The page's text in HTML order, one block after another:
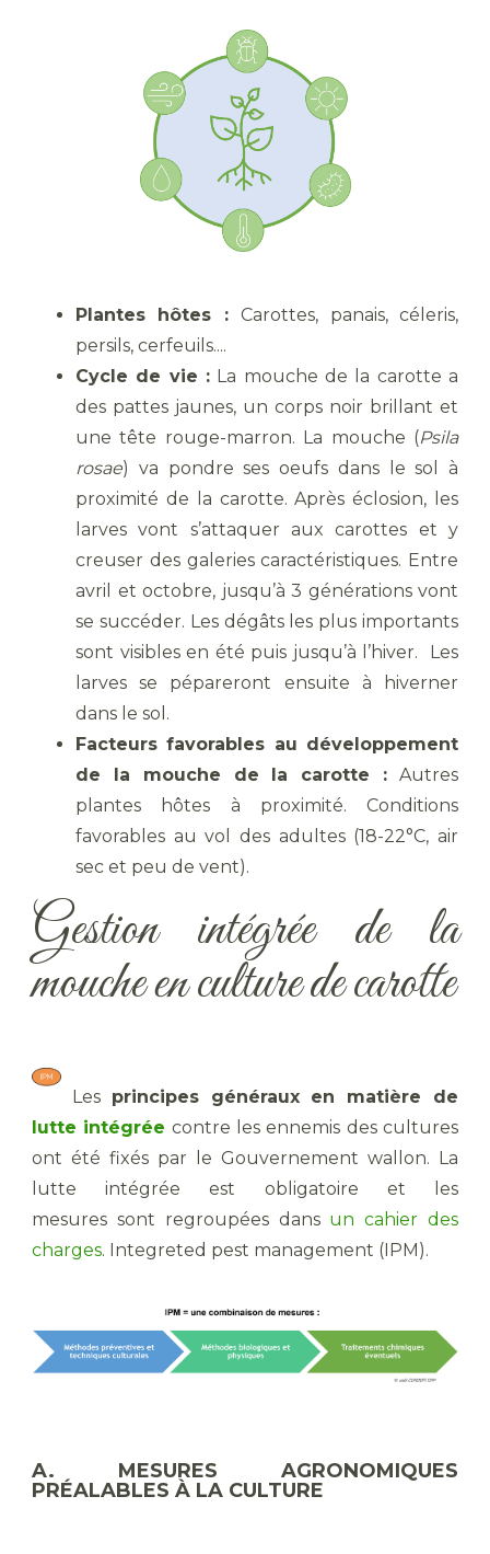
Plantes hôtes :Carottes, panais, céleris,
persils, cerfeuils....
Cycle de vie : La mouche de la carotte a
des pattes jaunes, un corps noir brillant et
une tête rouge-marron. La mouche (Psila
rosae) va pondre ses oeufs dans le sol à
proximité de la carotte. Après éclosion, les
larves vont s’attaquer aux carottes et y
creuser des galeries caractéristiques. Entre
avril et octobre, jusqu’à 3 générations vont
se succéder. Les dégâts les plus importants
sont visibles en été puis jusqu’à l’hiver. Les
larves se pépareront ensuite à hiverner
dans le sol.
Facteurs favorables au développement
de la mouche de la carotte : Autres
plantes hôtes à proximité. Conditions
favorables au vol des adultes (18-22°C, air
sec et peu de vent).
Gestion intégrée de la
mouche en culture de carotte
Les principes généraux en matière de
lutte intégrée contre les ennemis des cultures
ont été fixés par le Gouvernement wallon. La
lutte intégrée est obligatoire et les
mesures sont regroupées dans un cahier des
charges. Integreted pest management (IPM).
A. MESURES AGRONOMIQUES
PRÉALABLES À LA CULTURE